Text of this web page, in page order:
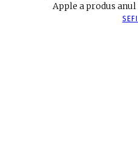
Apple a produs anul